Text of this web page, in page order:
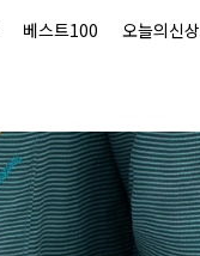
베스트100 오늘의신상